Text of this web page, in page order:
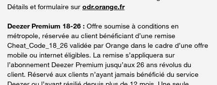
Détails et formulaire sur odr.orange.fr
Deezer Premium 18-26 : Offre soumise à conditions en
métropole, réservée au client bénéficiant d’une remise
Cheat_Code_18_26 validée par Orange dans le cadre d’une offre
mobile ou internet éligibles. La remise s’appliquera sur
l’abonnement Deezer Premium jusqu’aux 26 ans révolus du
client. Réservé aux clients n’ayant jamais bénéficié du service